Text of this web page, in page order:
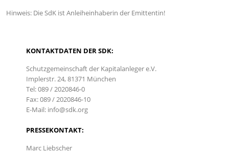
Hinweis: Die SdK ist Anleiheinhaberin der Emittentin!
KONTAKTDATEN DER SDK:
Schutzgemeinschaft der Kapitalanleger e.V.
Implerstr. 24, 81371 München
Tel: 089 / 2020846-0
Fax: 089 / 2020846-10
E-Mail: info@sdk.org
PRESSEKONTAKT:
Marc Liebscher